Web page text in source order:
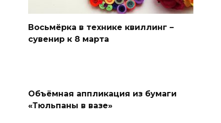
Восьмёрка в технике квиллинг –
сувенир к 8 марта
Объёмная аппликация из бумаги
«Тюльпаны в вазе»